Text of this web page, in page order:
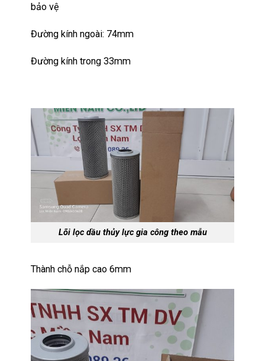
bảo vệ
Đường kính ngoài: 74mm
Đường kính trong 33mm
Lõi lọc dầu thủy lực gia công theo mẫu
Thành chỗ nắp cao 6mm